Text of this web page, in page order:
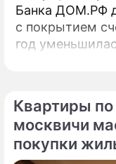
Банка ДОМ.РФ
с покрытием
год
начале 2026
Квартиры
москвичи
покупки